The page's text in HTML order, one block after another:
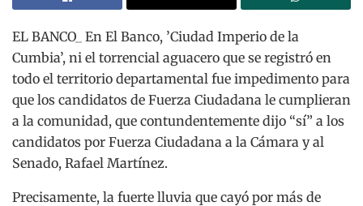
EL BANCO_ En El Banco, ’Ciudad Imperio de la
Cumbia’, ni el torrencial aguacero que se registró en
todo el territorio departamental fue impedimento para
que los candidatos de Fuerza Ciudadana le cumplieran
a la comunidad, que contundentemente dijo “sí” a los
candidatos por Fuerza Ciudadana a la Cámara y al
Senado, Rafael Martínez.
Precisamente, la fuerte lluvia que cayó por más de